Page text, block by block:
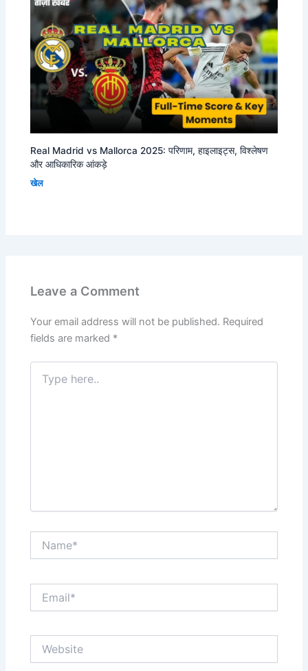
Real Madrid vs Mallorca 2025: परिणाम, हाइलाइट्स, विश्लेषण
और आधिकारिक आंकड़े
खेल
Leave a Comment
Your email address will not be published. Required
fields are marked *
Type
here..